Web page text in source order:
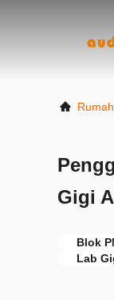
Rumah
Gigi
Blok
Lab